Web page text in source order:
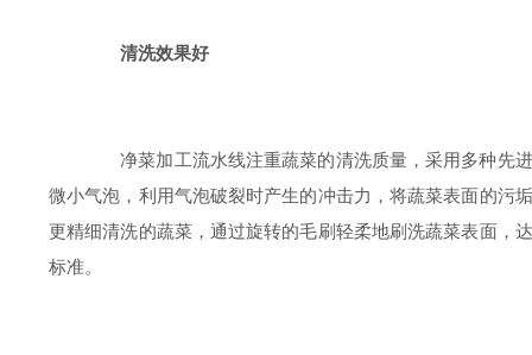
清洗效果好
净菜加工流水线注重蔬菜的清洗质量，采用多种先进
微小气泡，利用气泡破裂时产生的冲击力，将蔬菜表面的污
更精细清洗的蔬菜，通过旋转的毛刷轻柔地刷洗蔬菜表面，
标准。